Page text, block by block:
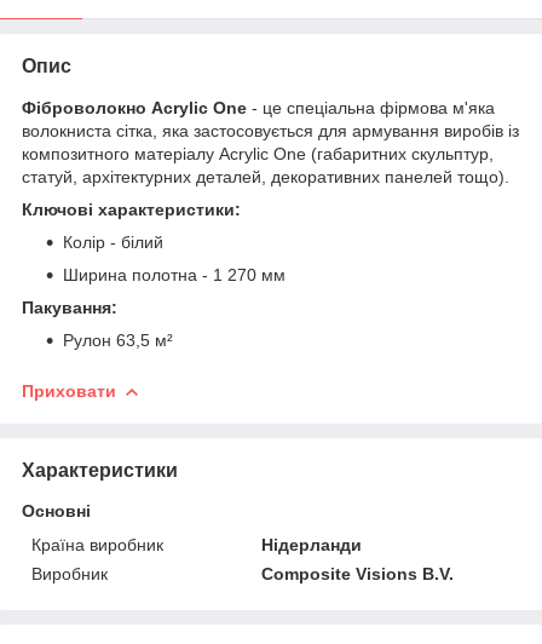
Опис
Фіброволокно Acrylic One - це спеціальна фірмова м'яка
волокниста сітка, яка застосовується для армування виробів із
композитного матеріалу Aсrylic One (габаритних скульптур,
статуй, архітектурних деталей, декоративних панелей тощо).
Ключові характеристики:
Колір - білий
Ширина полотна - 1 270 мм
Пакування:
Рулон 63,5 м²
Приховати
Характеристики
Основні
Країна виробник
Нідерланди
Виробник
Composite Visions B.V.